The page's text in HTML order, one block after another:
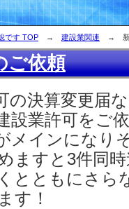
です TOP → 建設業関連 → 新
ご依頼
の決算変更届
設業許可をご
メインになり
ますと3件同
とともにさら
す！